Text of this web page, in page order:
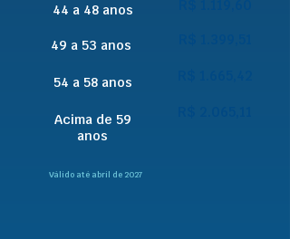
44 a 48 anos
49 a 53 anos
54 a 58 anos
Acima de 59
anos
Válido até abril de 2027